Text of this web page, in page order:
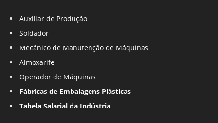
Auxiliar de Produção
Soldador
Mecânico de Manutenção de Máquinas
Almoxarife
Operador de Máquinas
Fábricas de Embalagens Plásticas
Tabela Salarial da Indústria